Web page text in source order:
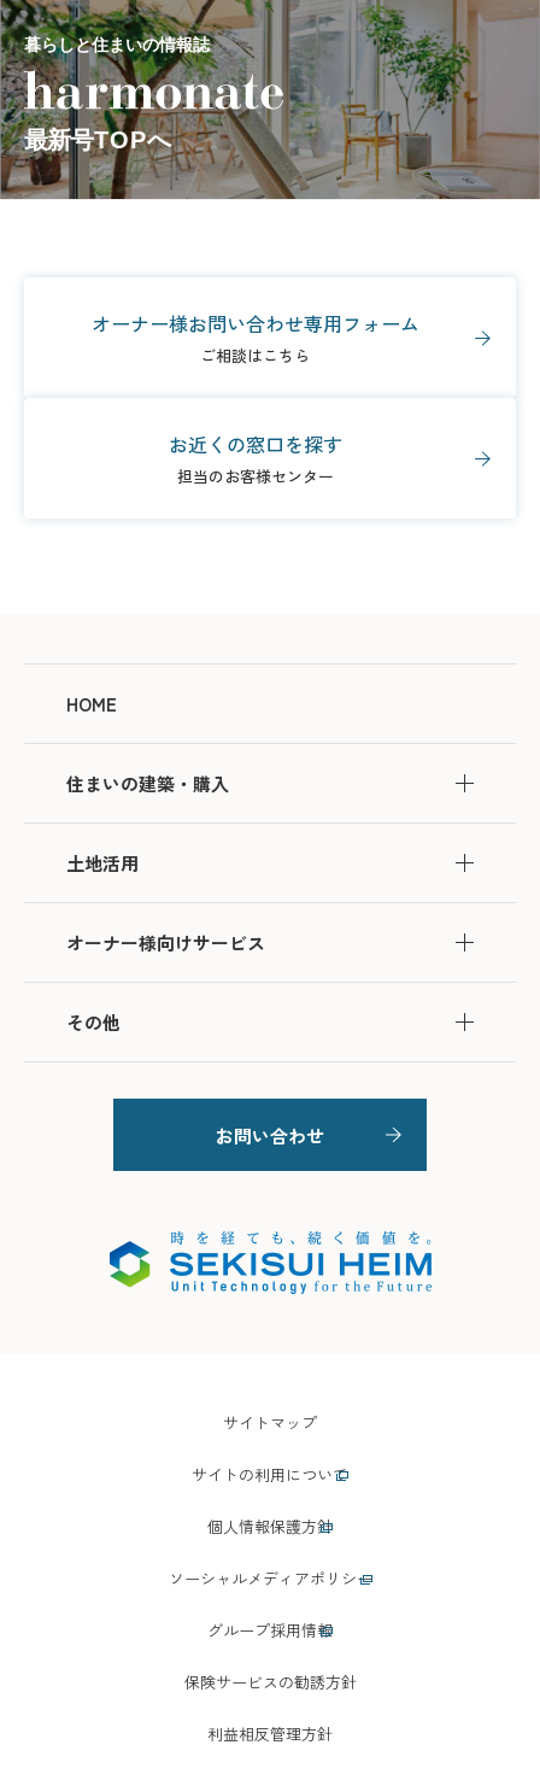
暮らしと住まいの情報誌
最新号TOPへ
オーナー様お問い合わせ専用フォーム
ご相談はこちら
お近くの窓口を探す
担当のお客様センター
HOME
住まいの建築・購入
土地活用
オーナー様向けサービス
その他
お問い合わせ
サイトマップ
サイトの利用について
個人情報保護方針
ソーシャルメディアポリシー
グループ採用情報
保険サービスの勧誘方針
利益相反管理方針